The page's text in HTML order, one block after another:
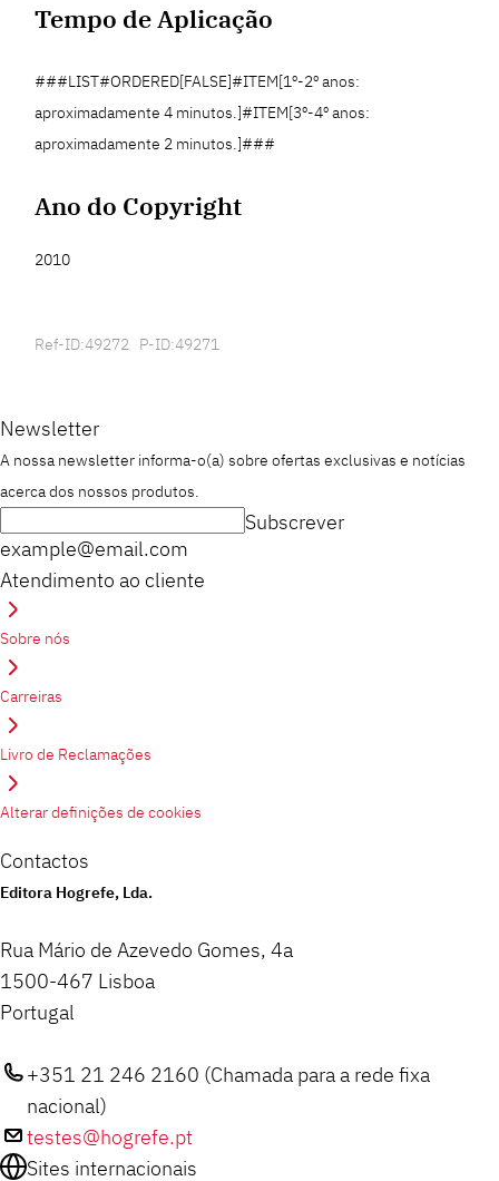
Tempo de Aplicação
###LIST#ORDERED[FALSE]#ITEM[1º-2º anos:
aproximadamente 4 minutos.]#ITEM[3º-4º anos:
aproximadamente 2 minutos.]###
Ano do Copyright
2010
Ref-ID:49272 P-ID:49271
Newsletter
A nossa newsletter informa-o(a) sobre ofertas exclusivas e notícias
acerca dos nossos produtos.
example@email.com
Subscrever
Atendimento ao cliente
Sobre nós
Carreiras
Livro de Reclamações
Alterar definições de cookies
Contactos
Editora Hogrefe, Lda.
Rua Mário de Azevedo Gomes, 4a
1500-467 Lisboa
Portugal
+351 21 246 2160 (Chamada para a rede fixa
nacional)
testes@hogrefe.pt
Sites internacionais